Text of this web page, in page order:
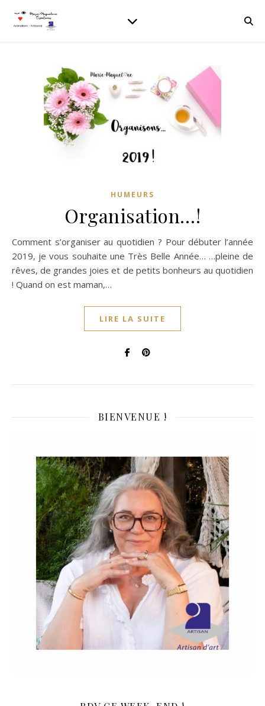
HUMEURS
Organisation…!
Comment s’organiser au quotidien ? Pour débuter l’année
2019, je vous souhaite une Très Belle Année… …pleine de
rêves, de grandes joies et de petits bonheurs au quotidien
! Quand on est maman,…
LIRE LA SUITE
BIENVENUE !